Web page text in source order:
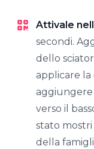
Attivale
secondi.
dello
applicare la
aggiungere
verso il
stato
della